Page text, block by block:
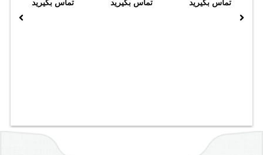
تماس بگیرید
تماس بگیرید
تماس بگیرید